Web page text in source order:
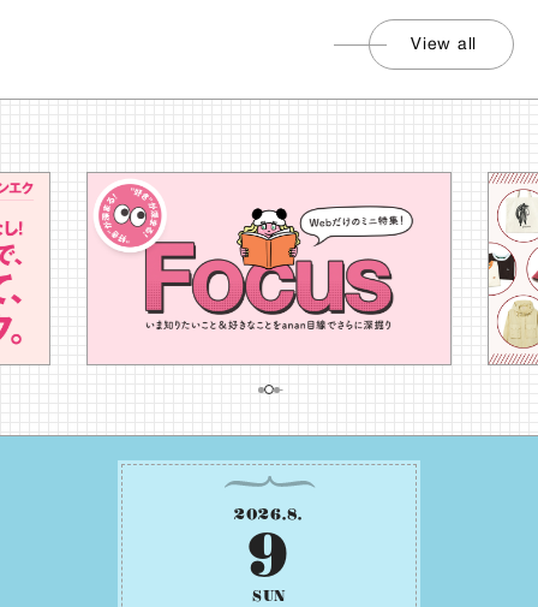
View all
2026.8.
9
SUN